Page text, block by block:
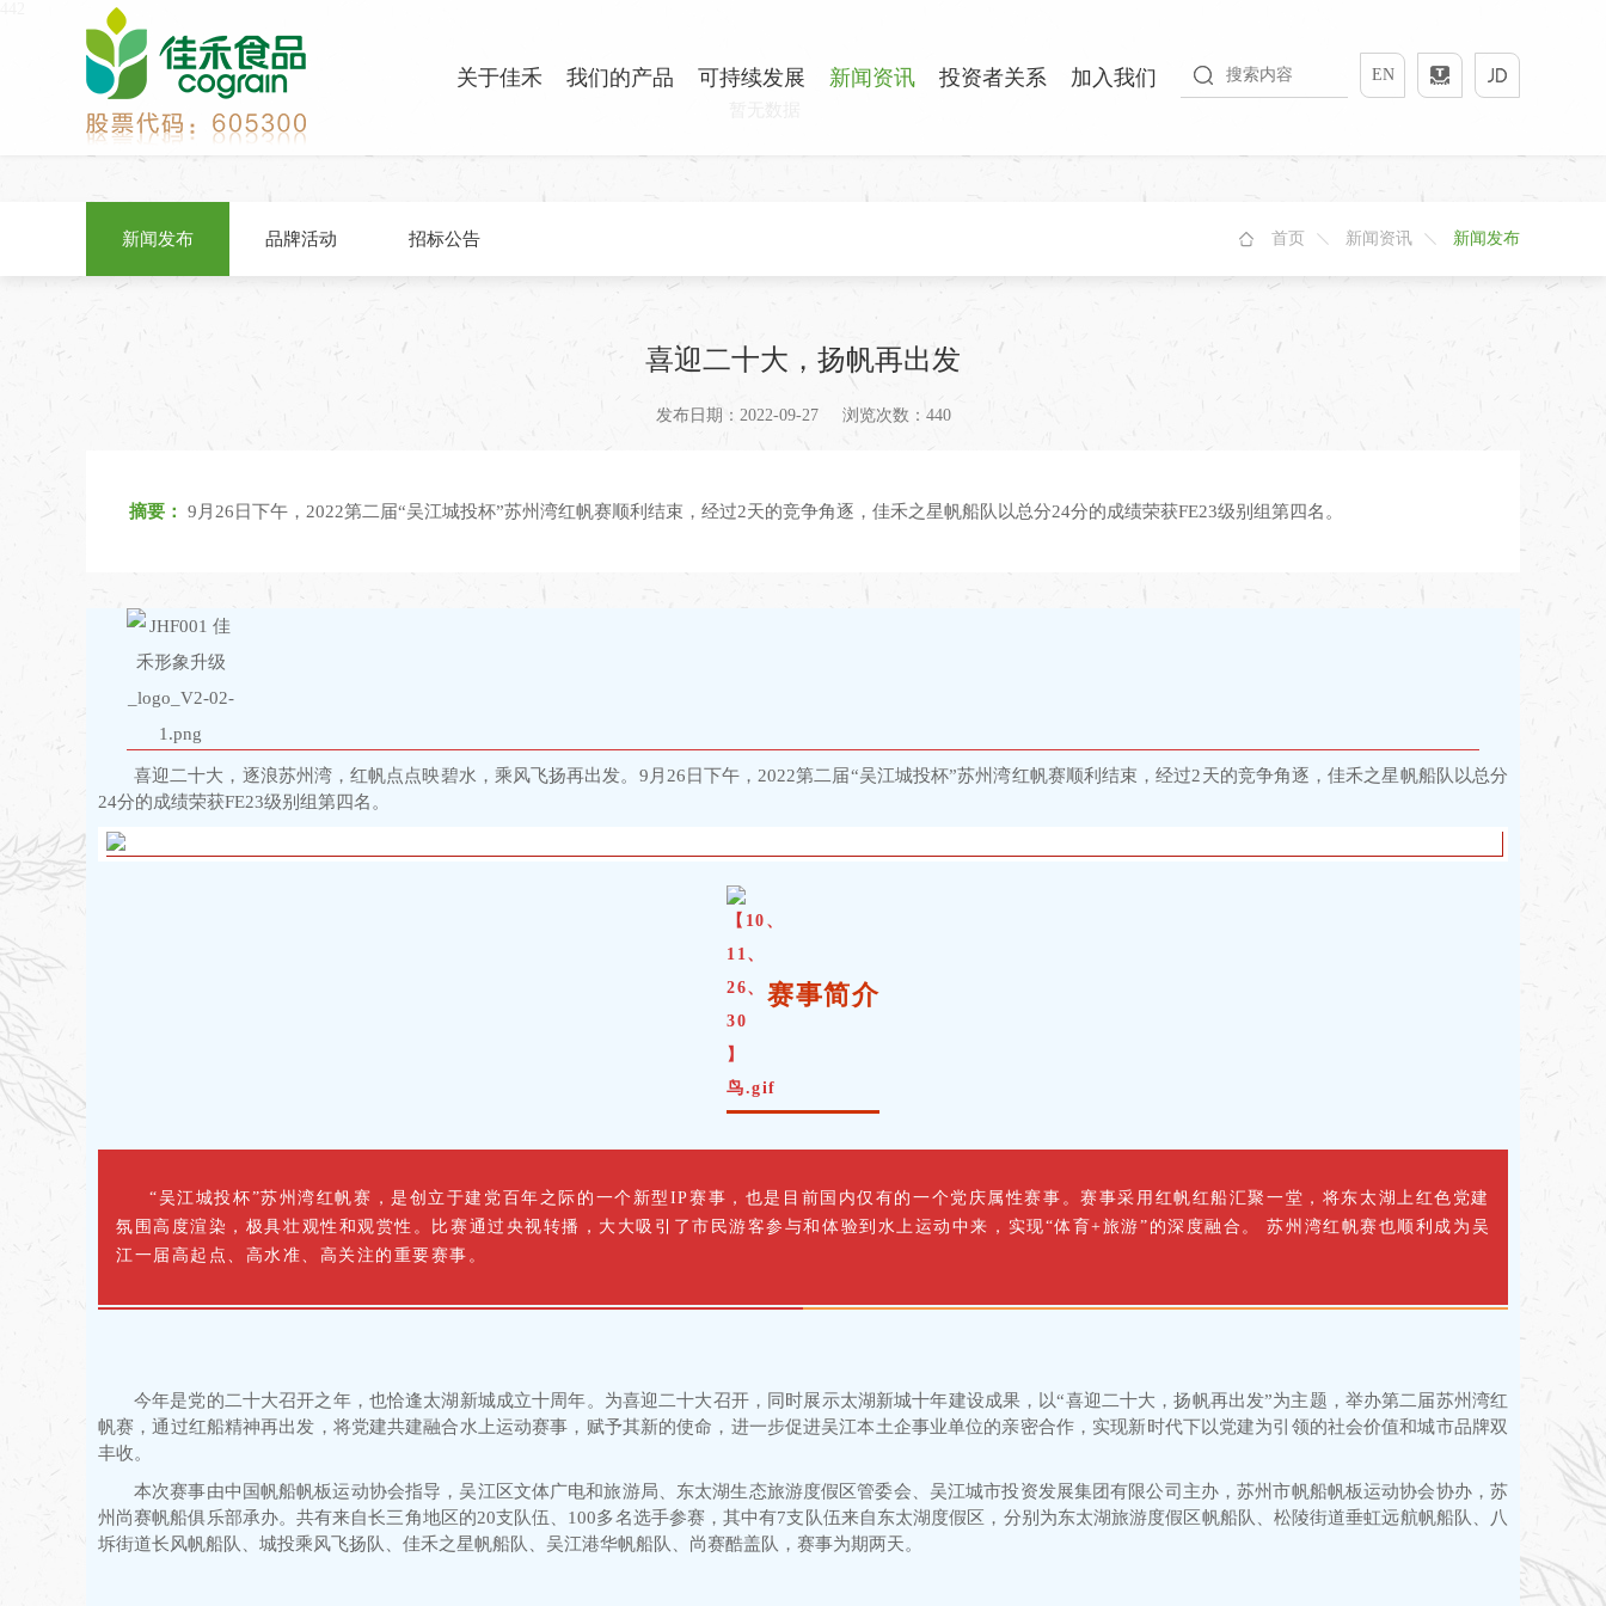
EN
关于佳禾 我们的产品 可持续发展 新闻资讯 投资者关系 加入我们
新闻发布 品牌活动 招标公告 首页 新闻资讯 新闻发布
喜迎二十大，扬帆再出发
发布日期：2022-09-27 浏览次数：440
摘要： 9月26日下午，2022第二届“吴江城投杯”苏州湾红帆赛顺利结束，经过2天的竞争角逐，佳禾之星帆船队以总分24分的成绩荣获FE23级别组第四名。
喜迎二十大，逐浪苏州湾，红帆点点映碧水，乘风飞扬再出发。9月26日下午，2022第二届“吴江城投杯”苏州湾红帆赛顺利结束，经过2天的竞争角逐，佳禾之星帆船队以总分
24分的成绩荣获FE23级别组第四名。
赛事简介
“吴江城投杯”苏州湾红帆赛，是创立于建党百年之际的一个新型IP赛事，也是目前国内仅有的一个党庆属性赛事。赛事采用红帆红船汇聚一堂，将东太湖上红色党建
氛围高度渲染，极具壮观性和观赏性。比赛通过央视转播，大大吸引了市民游客参与和体验到水上运动中来，实现“体育+旅游”的深度融合。 苏州湾红帆赛也顺利成为吴
江一届高起点、高水准、高关注的重要赛事。
今年是党的二十大召开之年，也恰逢太湖新城成立十周年。为喜迎二十大召开，同时展示太湖新城十年建设成果，以“喜迎二十大，扬帆再出发”为主题，举办第二届苏州湾红
帆赛，通过红船精神再出发，将党建共建融合水上运动赛事，赋予其新的使命，进一步促进吴江本土企事业单位的亲密合作，实现新时代下以党建为引领的社会价值和城市品牌双
丰收。
本次赛事由中国帆船帆板运动协会指导，吴江区文体广电和旅游局、东太湖生态旅游度假区管委会、吴江城市投资发展集团有限公司主办，苏州市帆船帆板运动协会协办，苏
州尚赛帆船俱乐部承办。共有来自长三角地区的20支队伍、100多名选手参赛，其中有7支队伍来自东太湖度假区，分别为东太湖旅游度假区帆船队、松陵街道垂虹远航帆船队、八
坼街道长风帆船队、城投乘风飞扬队、佳禾之星帆船队、吴江港华帆船队、尚赛酷盖队，赛事为期两天。